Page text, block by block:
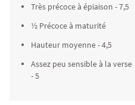
Très précoce à épiaison - 7,5
½ Précoce à maturité
Hauteur moyenne - 4,5
Assez peu sensible à la verse
- 5